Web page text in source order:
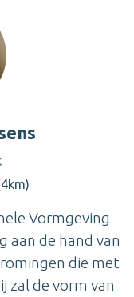
Vormgeving
aan de hand van
die met
zal de vorm van